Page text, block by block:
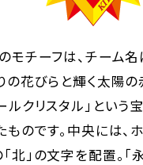
モチーフは、チーム
の花びらと輝く太陽の
ルクリスタル」という
ものです。中央には、
北」の文字を配置。「